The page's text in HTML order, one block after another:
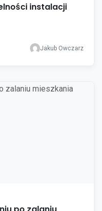
instalacji
Jakub Owczarz